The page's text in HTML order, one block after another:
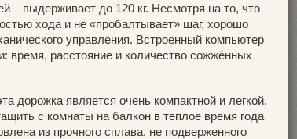
– выдерживает до 120 кг. Несмотря на то, что
хода и не «пробалтывает» шаг, хорошо
управления. Встроенный компьютер
время, расстояние и количество сожжённых
дорожка является очень компактной и легкой.
с комнаты на балкон в теплое время года
из прочного сплава, не подверженного